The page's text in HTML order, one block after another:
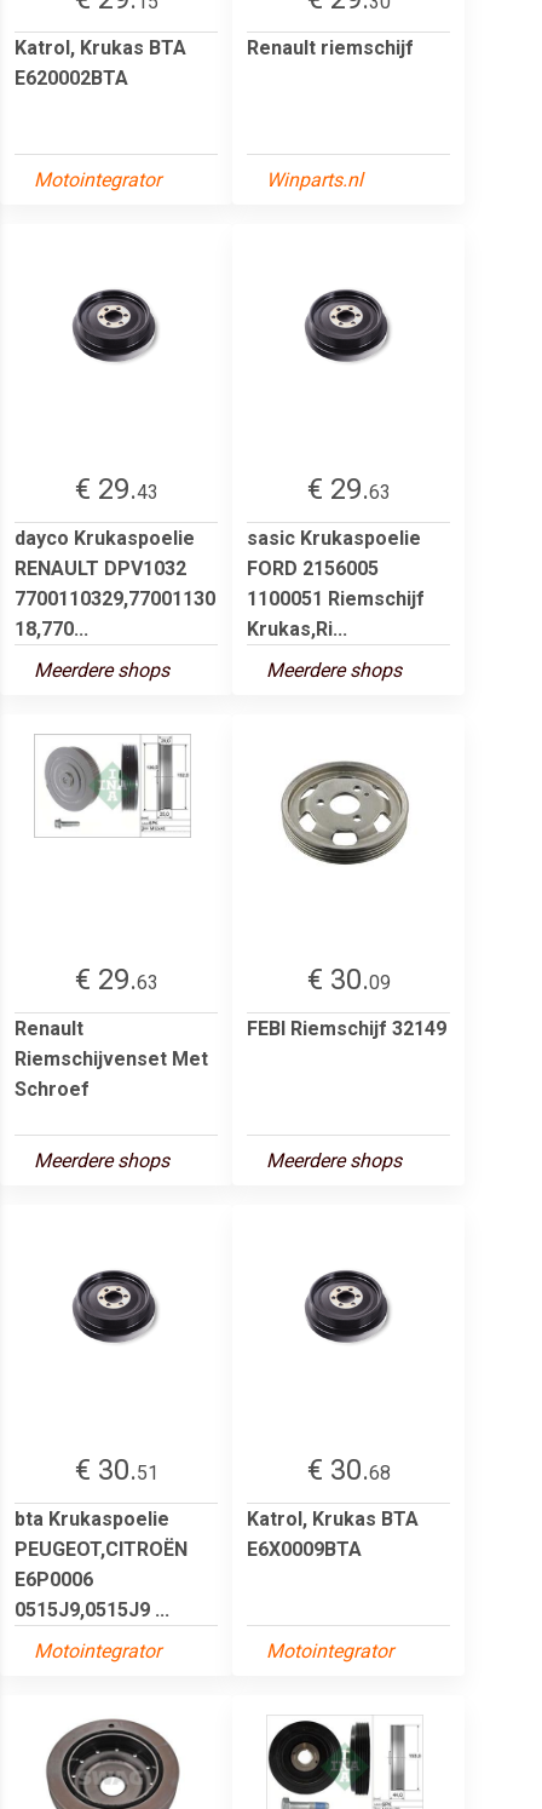
Katrol, Krukas BTA
E620002BTA
Motointegrator
Renault riemschijf
Winparts.nl
€ 29.43
dayco Krukaspoelie
RENAULT DPV1032
7700110329,77001130
18,770...
Meerdere shops
€ 29.63
sasic Krukaspoelie
FORD 2156005
1100051 Riemschijf
Krukas,Ri...
Meerdere shops
€ 29.63
Renault
Riemschijvenset Met
Schroef
Meerdere shops
€ 30.09
FEBI Riemschijf 32149
Meerdere shops
€ 30.51
bta Krukaspoelie
PEUGEOT,CITROËN
E6P0006
0515J9,0515J9 ...
Motointegrator
€ 30.68
Katrol, Krukas BTA
E6X0009BTA
Motointegrator